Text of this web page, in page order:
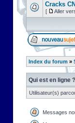
Cracks
[ Aller
Index du forum »
Qui est en ligne ?
Utilisateur(s)
Messages